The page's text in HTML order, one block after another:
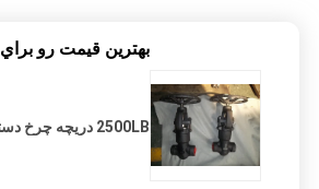
بهترين قيمت رو براي
2500LB دریچه چرخ دستی